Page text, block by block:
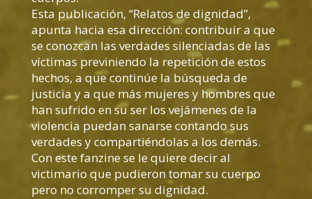
Esta publicación, “Relatos de dignidad”,
apunta hacia esa dirección: contribuir a que
se conozcan las verdades silenciadas de las
víctimas previniendo la repetición de estos
hechos, a que continúe la búsqueda de
justicia y a que más mujeres y hombres que
han sufrido en su ser los vejámenes de la
violencia puedan sanarse contando sus
verdades y compartiéndolas a los demás.
Con este fanzine se le quiere decir al
victimario que pudieron tomar su cuerpo
pero no corromper su dignidad.